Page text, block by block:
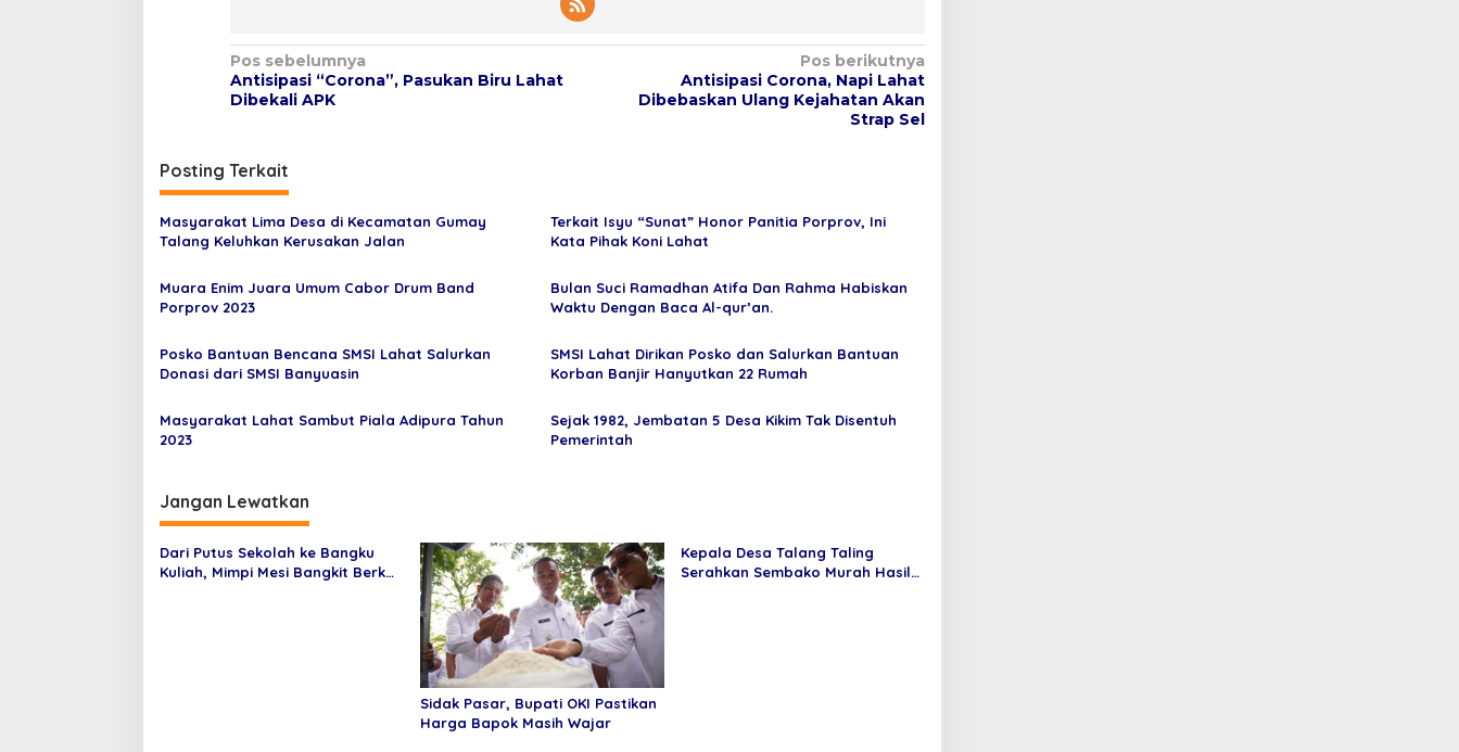
N
a
i
g
a
s
i
p
s
Pos sebelumnya
Antisipasi “Corona”, Pasukan Biru Lahat
Dibekali APK
Pos berikutnya
Antisipasi Corona, Napi Lahat
Dibebaskan Ulang Kejahatan Akan
Strap Sel
Posting Terkait
Masyarakat Lima Desa di Kecamatan Gumay
Talang Keluhkan Kerusakan Jalan
Terkait Isyu “Sunat” Honor Panitia Porprov, Ini
Kata Pihak Koni Lahat
Muara Enim Juara Umum Cabor Drum Band
Porprov 2023
Bulan Suci Ramadhan Atifa Dan Rahma Habiskan
Waktu Dengan Baca Al-qur’an.
Posko Bantuan Bencana SMSI Lahat Salurkan
Donasi dari SMSI Banyuasin
SMSI Lahat Dirikan Posko dan Salurkan Bantuan
Korban Banjir Hanyutkan 22 Rumah
Masyarakat Lahat Sambut Piala Adipura Tahun
2023
Sejak 1982, Jembatan 5 Desa Kikim Tak Disentuh
Pemerintah
Jangan Lewatkan
Dari Putus Sekolah ke Bangku
Kuliah, Mimpi Mesi Bangkit Berkat
Sidak Pasar, Bupati OKI Pastikan
Harga Bapok Masih Wajar
Kepala Desa Talang Taling
Serahkan Sembako Murah Hasil